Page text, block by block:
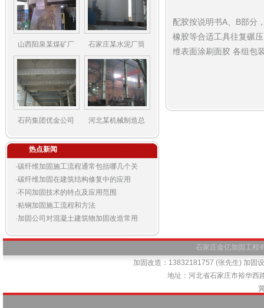
山西阳泉某煤矿厂 石家庄某水泥厂筒
石药集团优金公司 河北某机械制造总
热点新闻
·碳纤维加固施工流程通常包括哪几个关
·碳纤维加固在建筑结构修复中的应用
·不同加固技术的特点及应用范围
·粘钢加固施工流程和方法
·加固公司对混凝土建筑物加固改造常用
配胶按说明书A、B部分
橡胶等合适工具往复碾
维表面涂刷面胶 各组包
石家庄金亿加固工程
加固改造：13832181757 (张先生) 加固
地址：河北省石家庄市裕华西